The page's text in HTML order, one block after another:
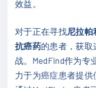
效益。
对于正在寻找 尼拉帕
抗癌药的患者，获取
战。MedFind作为专
力于为癌症患者提供